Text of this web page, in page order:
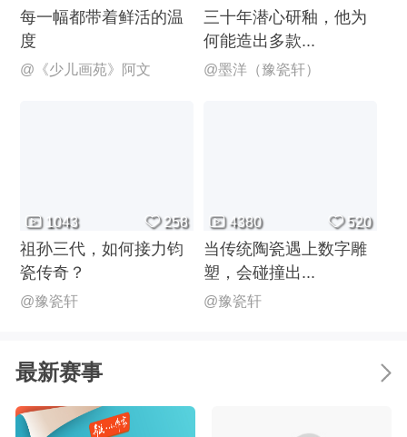
每一幅都带着鲜活的温
度
@《少儿画苑》阿文
三十年潜心研釉，他为
何能造出多款...
@墨洋（豫瓷轩）
1043 258
祖孙三代，如何接力钧
瓷传奇？
@豫瓷轩
4380 520
当传统陶瓷遇上数字雕
塑，会碰撞出...
@豫瓷轩
最新赛事